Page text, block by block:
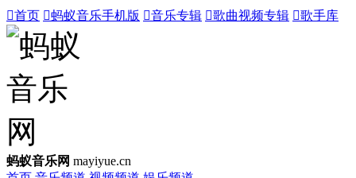
首页 蚂蚁音乐手机版 音乐专辑 歌曲视频专辑 歌手库
蚂蚁音乐网 mayiyue.cn